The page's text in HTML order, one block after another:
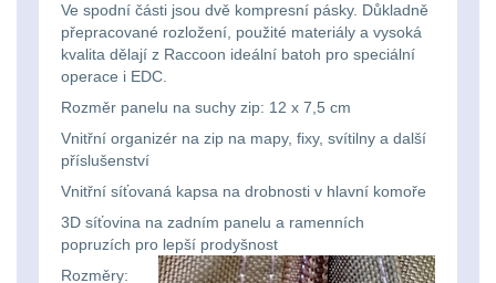
Kapesní
svítilny
Policejní
svítilny
Vyhledávací
svítilny
Dětské batohy 3
Brašne a tašky 44
Ledvinky60
Duffle bagy
Univerzalní tašky59
Ve spodní části jsou dvě kompresní pásky. Důkladně
přepracované rozložení, použité materiály a vysoká
kvalita dělají z Raccoon ideální batoh pro speciální
operace i EDC.
Rozměr panelu na suchy zip: 12 x 7,5 cm
Vnitřní organizér na zip na mapy, fixy, svítilny a další
příslušenství
Vnitřní síťovaná kapsa na drobnosti v hlavní komoře
3D síťovina na zadním panelu a ramenních
popruzích pro lepší prodyšnost
Rozměry: